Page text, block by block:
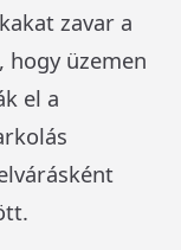
zavar a
hogy üzemen
el a